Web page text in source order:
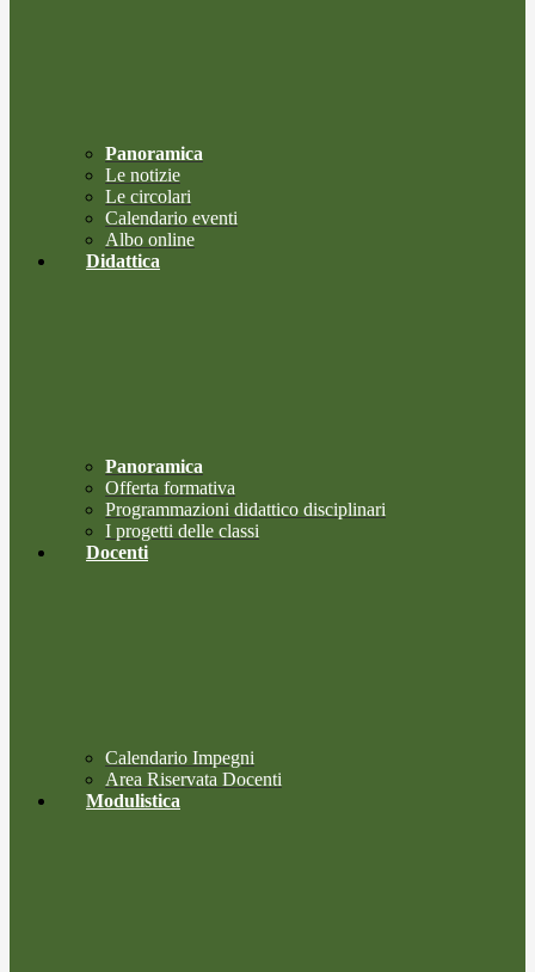
Panoramica
Le notizie
Le circolari
Calendario eventi
Albo online
Didattica
Panoramica
Offerta formativa
Programmazioni didattico disciplinari
I progetti delle classi
Docenti
Calendario Impegni
Area Riservata Docenti
Modulistica